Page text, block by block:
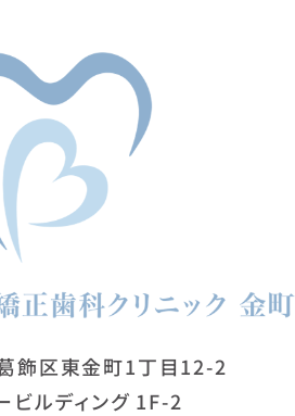
飾区東金町1丁目12-2
ビルディング 1F-2